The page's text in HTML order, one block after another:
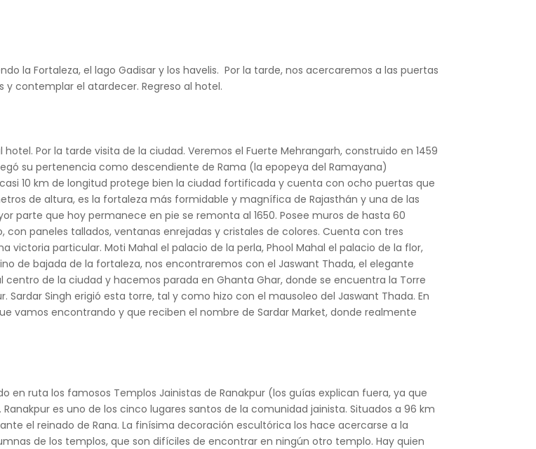
la Fortaleza, el lago Gadisar y los havelis. Por la tarde, nos acercaremos a las puertas
contemplar el atardecer. Regreso al hotel.
Por la tarde visita de la ciudad. Veremos el Fuerte Mehrangarh, construido en 1459
su pertenencia como descendiente de Rama (la epopeya del Ramayana)
10 km de longitud protege bien la ciudad fortificada y cuenta con ocho puertas que
de altura, es la fortaleza más formidable y magnífica de Rajasthán y una de las
parte que hoy permanece en pie se remonta al 1650. Posee muros de hasta 60
paneles tallados, ventanas enrejadas y cristales de colores. Cuenta con tres
particular. Moti Mahal el palacio de la perla, Phool Mahal el palacio de la flor,
de bajada de la fortaleza, nos encontraremos con el Jaswant Thada, el elegante
de la ciudad y hacemos parada en Ghanta Ghar, donde se encuentra la Torre
Singh erigió esta torre, tal y como hizo con el mausoleo del Jaswant Thada. En
vamos encontrando y que reciben el nombre de Sardar Market, donde realmente
en ruta los famosos Templos Jainistas de Ranakpur (los guías explican fuera, ya que
es uno de los cinco lugares santos de la comunidad jainista. Situados a 96 km
el reinado de Rana. La finísima decoración escultórica los hace acercarse a la
de los templos, que son difíciles de encontrar en ningún otro templo. Hay quien